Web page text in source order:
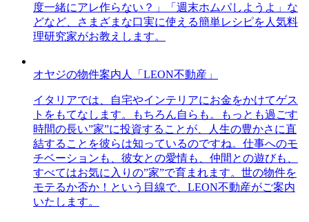
度一緒にアレ作らない？」「週末ホムパしようよ」な
どなど、さまざまな口実に使える簡単レシピを人気料
理研究家がお教えします。
オヤジの物件案内人「LEON不動産」
イタリアでは、自宅やインテリアにお金をかけてゲス
トをもてなします。もちろん自らも。もっとも過ごす
時間の長い”家”に投資することが、人生の豊かさに直
結することを彼らは知っているのですね。仕事へのモ
チベーションも、彼女との愛情も、仲間との遊びも、
すべてはお気に入りの”家”で育まれます。世の物件を
モテるか否か！という目線で、LEON不動産がご案内
いたします。